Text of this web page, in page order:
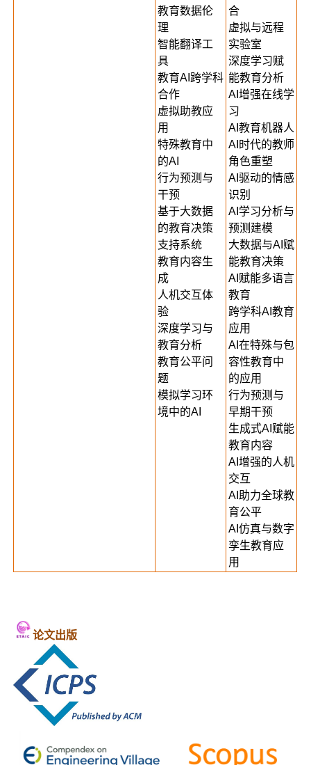
教育数据伦
理
智能翻译工
具
教育AI跨学科
合作
虚拟助教应
用
特殊教育中
的AI
行为预测与
干预
基于大数据
的教育决策
支持系统
教育内容生
成
人机交互体
验
深度学习与
教育分析
教育公平问
题
模拟学习环
境中的AI
合
虚拟与远程
实验室
深度学习赋
能教育分析
AI增强在线学
习
AI教育机器人
AI时代的教师
角色重塑
AI驱动的情感
识别
AI学习分析与
预测建模
大数据与AI赋
能教育决策
AI赋能多语言
教育
跨学科AI教育
应用
AI在特殊与包
容性教育中
的应用
行为预测与
早期干预
生成式AI赋能
教育内容
AI增强的人机
交互
AI助力全球教
育公平
AI仿真与数字
孪生教育应
用
论文出版